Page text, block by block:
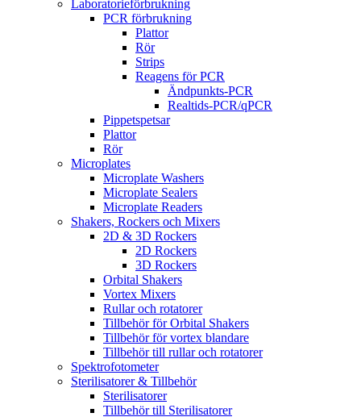
Laboratorieförbrukning
PCR förbrukning
Plattor
Rör
Strips
Reagens för PCR
Ändpunkts-PCR
Realtids-PCR/qPCR
Pippetspetsar
Plattor
Rör
Microplates
Microplate Washers
Microplate Sealers
Microplate Readers
Shakers, Rockers och Mixers
2D & 3D Rockers
2D Rockers
3D Rockers
Orbital Shakers
Vortex Mixers
Rullar och rotatorer
Tillbehör för Orbital Shakers
Tillbehör för vortex blandare
Tillbehör till rullar och rotatorer
Spektrofotometer
Sterilisatorer & Tillbehör
Sterilisatorer
Tillbehör till Sterilisatorer